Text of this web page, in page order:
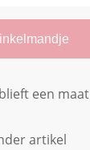
een maat
artikel